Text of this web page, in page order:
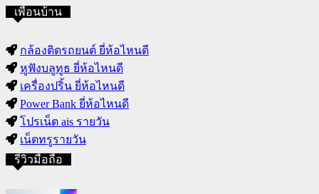
เพื่อนบ้าน
กล้องติดรถยนต์ ยี่ห้อไหนดี
หูฟังบลูทูธ ยี่ห้อไหนดี
เครื่องปริ้น ยี่ห้อไหนดี
Power Bank ยี่ห้อไหนดี
โปรเน็ต ais รายวัน
เน็ตทรูรายวัน
รีวิวมือถือ